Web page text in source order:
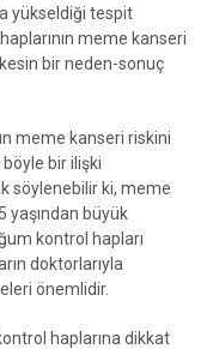
yükseldiği tespit
meme kanseri
bir neden-sonuç
meme kanseri riskini
böyle bir ilişki
söylenebilir ki, meme
yaşından büyük
kontrol hapları
doktorlarıyla
önemlidir.
haplarına dikkat